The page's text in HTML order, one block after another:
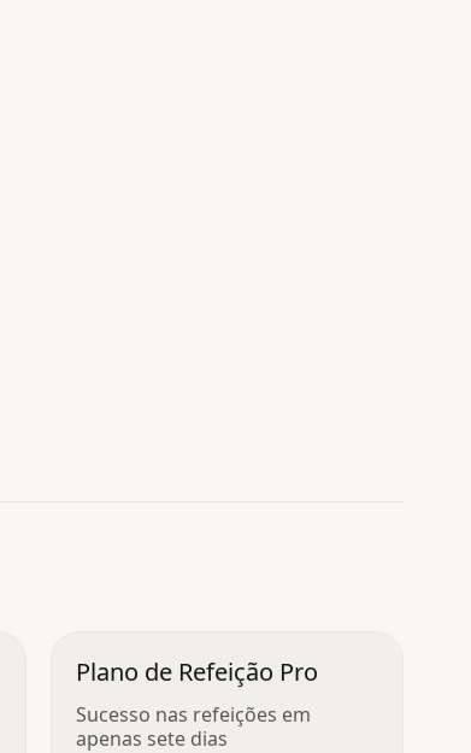
Plano de Refeição Pro
Sucesso nas refeições em
apenas sete dias